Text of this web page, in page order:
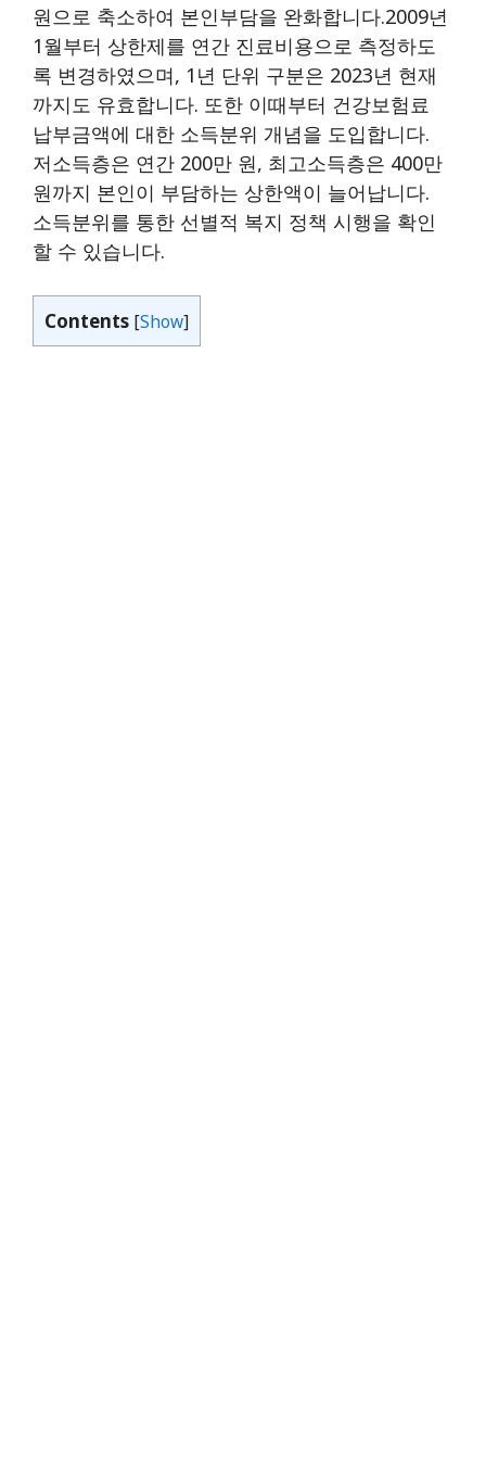
원으로 축소하여 본인부담을 완화합니다.2009년
1월부터 상한제를 연간 진료비용으로 측정하도
록 변경하였으며, 1년 단위 구분은 2023년 현재
까지도 유효합니다. 또한 이때부터 건강보험료
납부금액에 대한 소득분위 개념을 도입합니다.
저소득층은 연간 200만 원, 최고소득층은 400만
원까지 본인이 부담하는 상한액이 늘어납니다.
소득분위를 통한 선별적 복지 정책 시행을 확인
할 수 있습니다.
Contents [Show]